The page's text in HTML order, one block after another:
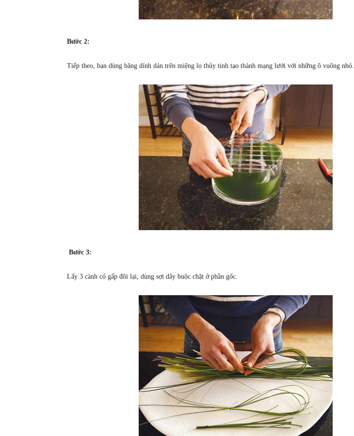
Bước 2:
Tiếp theo, bạn dùng băng dính dán trên miệng lọ thủy tinh tạo thành mạng lưới với những ô vuông nhỏ.
Bước 3:
Lấy 3 cành cỏ gấp đôi lại, dùng sợi dây buộc chặt ở phần gốc.